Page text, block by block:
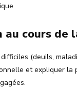
cours de
(deuils,
et expliquer la